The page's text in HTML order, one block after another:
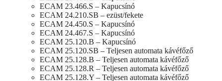
ECAM 23.466.S – Kapucsínó
ECAM 24.210.SB – ezüst/fekete
ECAM 24.450.S – Kapucsínó
ECAM 24.467.S – Kapucsínó
ECAM 25.120.B – Kapucsínó
ECAM 25.120.SB – Teljesen automata kávéfőző
ECAM 25.128.B – Teljesen automata kávéfőző
ECAM 25.128.R – Teljesen automata kávéfőző
ECAM 25.128.Y – Teljesen automata kávéfőző